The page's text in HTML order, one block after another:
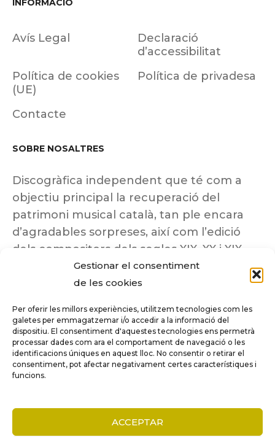
Gestionar el consentiment
de les cookies
Per oferir les millors experiències, utilitzem tecnologies com les
galetes per emmagatzemar i/o accedir a la informació del
dispositiu. El consentiment d'aquestes tecnologies ens permetrà
processar dades com ara el comportament de navegació o les
identificacions úniques en aquest lloc. No consentir o retirar el
consentiment, pot afectar negativament certes característiques i
funcions.
ACCEPTAR
INFORMACIÓ
Avís Legal
Declaració
d’accessibilitat
Política de cookies
(UE)
Política de privadesa
Contacte
SOBRE NOSALTRES
Discogràfica independent que té com a
objectiu principal la recuperació del
patrimoni musical català, tan ple encara
d’agradables sorpreses, així com l’edició
dels compositors dels segles XIX, XX i XIX
insuficientment coneguts.
Tots els drets reservats a ©Columna
Música.
COMPARE (0)